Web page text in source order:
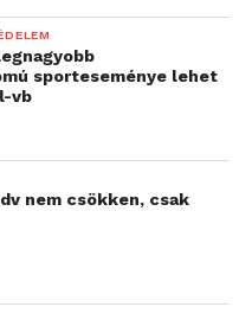
sporteseménye lehet
vb
nem csökken, csak